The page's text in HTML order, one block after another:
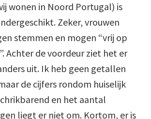
wonen in Noord Portugal) is
Zeker, vrouwen
stemmen en mogen “vrij op
Achter de voordeur ziet het er
uit. Ik heb geen getallen
de cijfers rondom huiselijk
en het aantal
liegt er niet om. Kortom, er is